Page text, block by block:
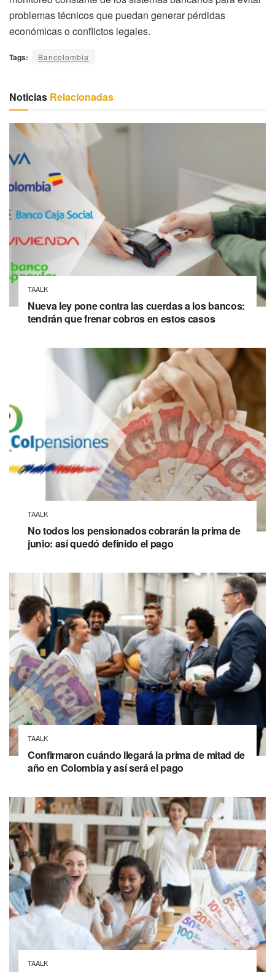
problemas técnicos que puedan generar pérdidas
económicas o conflictos legales.
Tags: Bancolombia
Noticias Relacionadas
TAALK
Nueva ley pone contra las cuerdas a los bancos:
tendrán que frenar cobros en estos casos
TAALK
No todos los pensionados cobrarán la prima de
junio: así quedó definido el pago
TAALK
Confirmaron cuándo llegará la prima de mitad de
año en Colombia y así será el pago
TAALK